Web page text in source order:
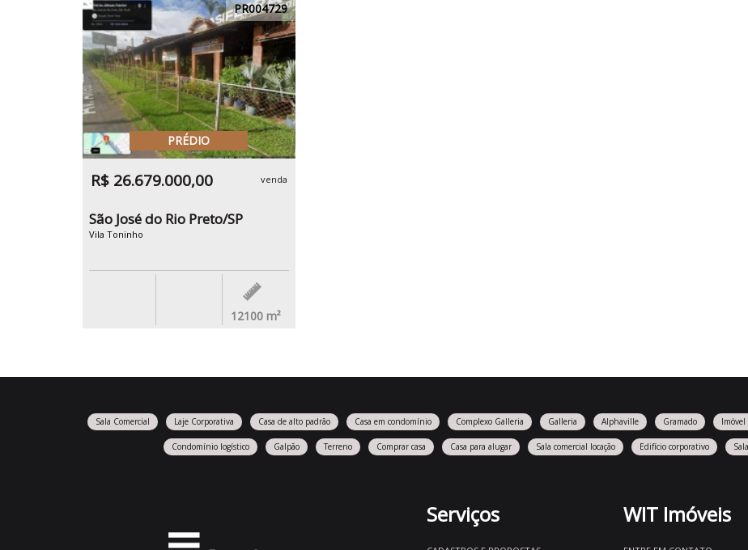
PR004729
PRÉDIO
R$ 26.679.000,00 venda
São José do Rio Preto/SP
Vila Toninho
12100 m²
Sala Comercial Laje Corporativa Casa de alto padrão Casa em condomínio Complexo Galleria Galleria Alphaville Gramado
Condomínio logístico Galpão Terreno Comprar casa Casa para alugar Sala comercial locação Edifício corporativo
Serviços WIT Imóveis